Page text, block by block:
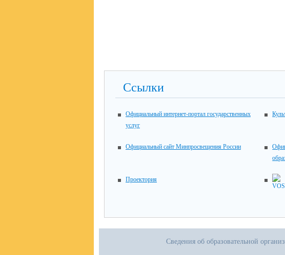
Ссылки
Официальный интернет-портал государственных
услуг
Официальный сайт Минпросвещения России
Проектория
Сведения об образовательной